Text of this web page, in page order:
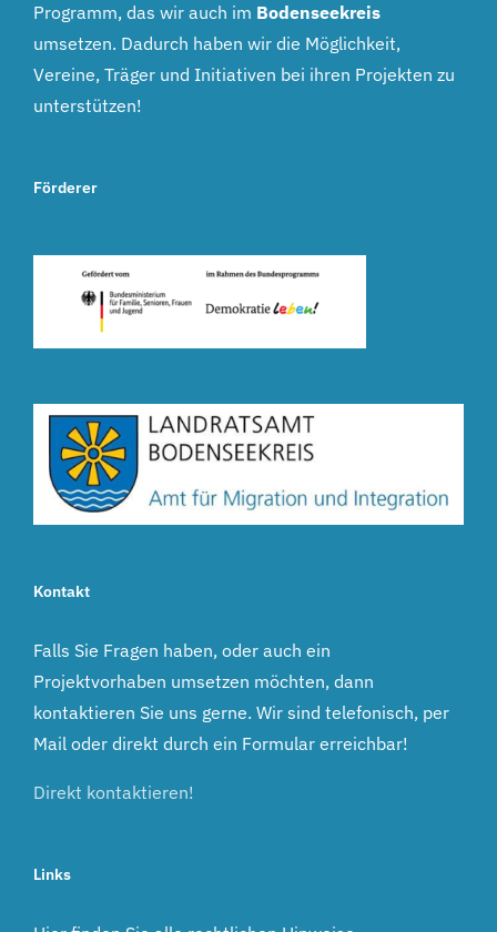
Programm, das wir auch im Bodenseekreis
umsetzen. Dadurch haben wir die Möglichkeit,
Vereine, Träger und Initiativen bei ihren Projekten zu
unterstützen!
Förderer
Kontakt
Falls Sie Fragen haben, oder auch ein
Projektvorhaben umsetzen möchten, dann
kontaktieren Sie uns gerne. Wir sind telefonisch, per
Mail oder direkt durch ein Formular erreichbar!
Direkt kontaktieren!
Links